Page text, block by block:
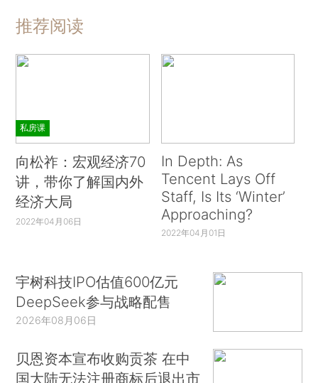
推荐阅读
私房课
向松祚：宏观经济70
讲，带你了解国内外
经济大局
2022年04月06日
In Depth: As
Tencent Lays Off
Staff, Is Its ‘Winter’
Approaching?
2022年04月01日
宇树科技IPO估值600亿元
DeepSeek参与战略配售
2026年08月06日
贝恩资本宣布收购贡茶 在中
国大陆无法注册商标后退出市